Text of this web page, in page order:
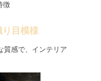
徴
り目模様
質感で、インテリア